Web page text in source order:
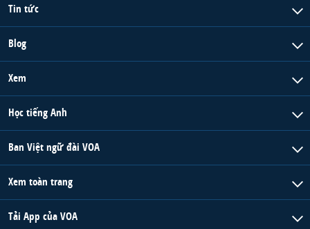
Tin tức
Blog
Xem
Học tiếng Anh
Ban Việt ngữ đài VOA
Xem toàn trang
Tải App của VOA